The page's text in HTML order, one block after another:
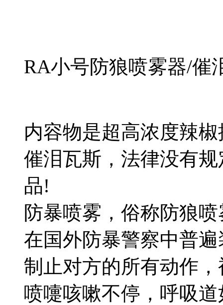
RA小号防狼喷雾器/催
内容物是超高浓度辣
催泪瓦斯，法律没有
品!
防暴喷雾，俗称防狼
在国外防暴警察中普
制止对方的所有动作
喷嚏咳嗽不停，呼吸